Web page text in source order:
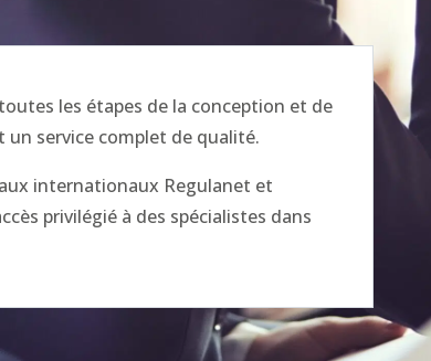
les étapes de la conception et de
un service complet de qualité.
internationaux Regulanet et
privilégié à des spécialistes dans